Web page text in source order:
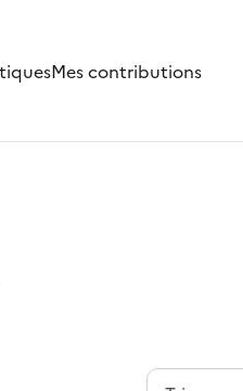
Mes contributions